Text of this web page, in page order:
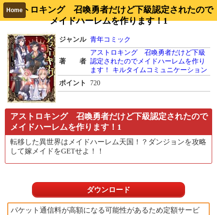
Home
アストロキング 召喚勇者だけど下級認定されたので
メイドハーレムを作ります！1
ジャンル 青年コミック
著 者
アストロキング 召喚勇者だけど下級
認定されたのでメイドハーレムを作り
ます！
キルタイムコミュニケーション
ポイント
720
アストロキング 召喚勇者だけど下級認定されたので
メイドハーレムを作ります！1
転移した異世界はメイドハーレム天国！？ダンジョンを攻略
して嫁メイドをGETせよ！！
ダウンロード
パケット通信料が高額になる可能性があるため定額サービ